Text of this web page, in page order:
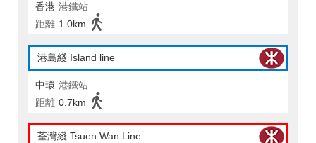
香港 港鐵站
距離 1.0km
港島綫 Island line
中環 港鐵站
距離 0.7km
荃灣綫 Tsuen Wan Line